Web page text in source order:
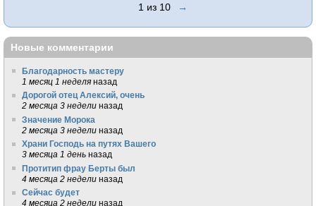
1 из 10 →
Новые комментарии
Благодарность мастеру
1 месяц 1 неделя назад
Дорогой отец Алексий, очень
2 месяца 3 недели назад
Значение Морока
2 месяца 3 недели назад
Храни Господь на путях Вашего
3 месяца 1 день назад
Протитип фрау Берты был
4 месяца 2 недели назад
Сейчас будет
4 месяца 2 недели назад